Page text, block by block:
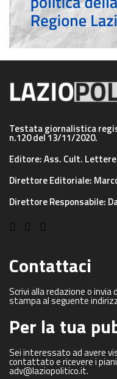
Testata giornalistica
n.120 del 13/11/2020.
Editore: Ass. Cult.
Direttore Editoriale:
Direttore Responsabile:
Contattaci
Scrivi alla redazione o
stampa al seguente
Per la tua
Sei interessato ad avere
contattato e ricevere i
adv@laziopolitico.it.